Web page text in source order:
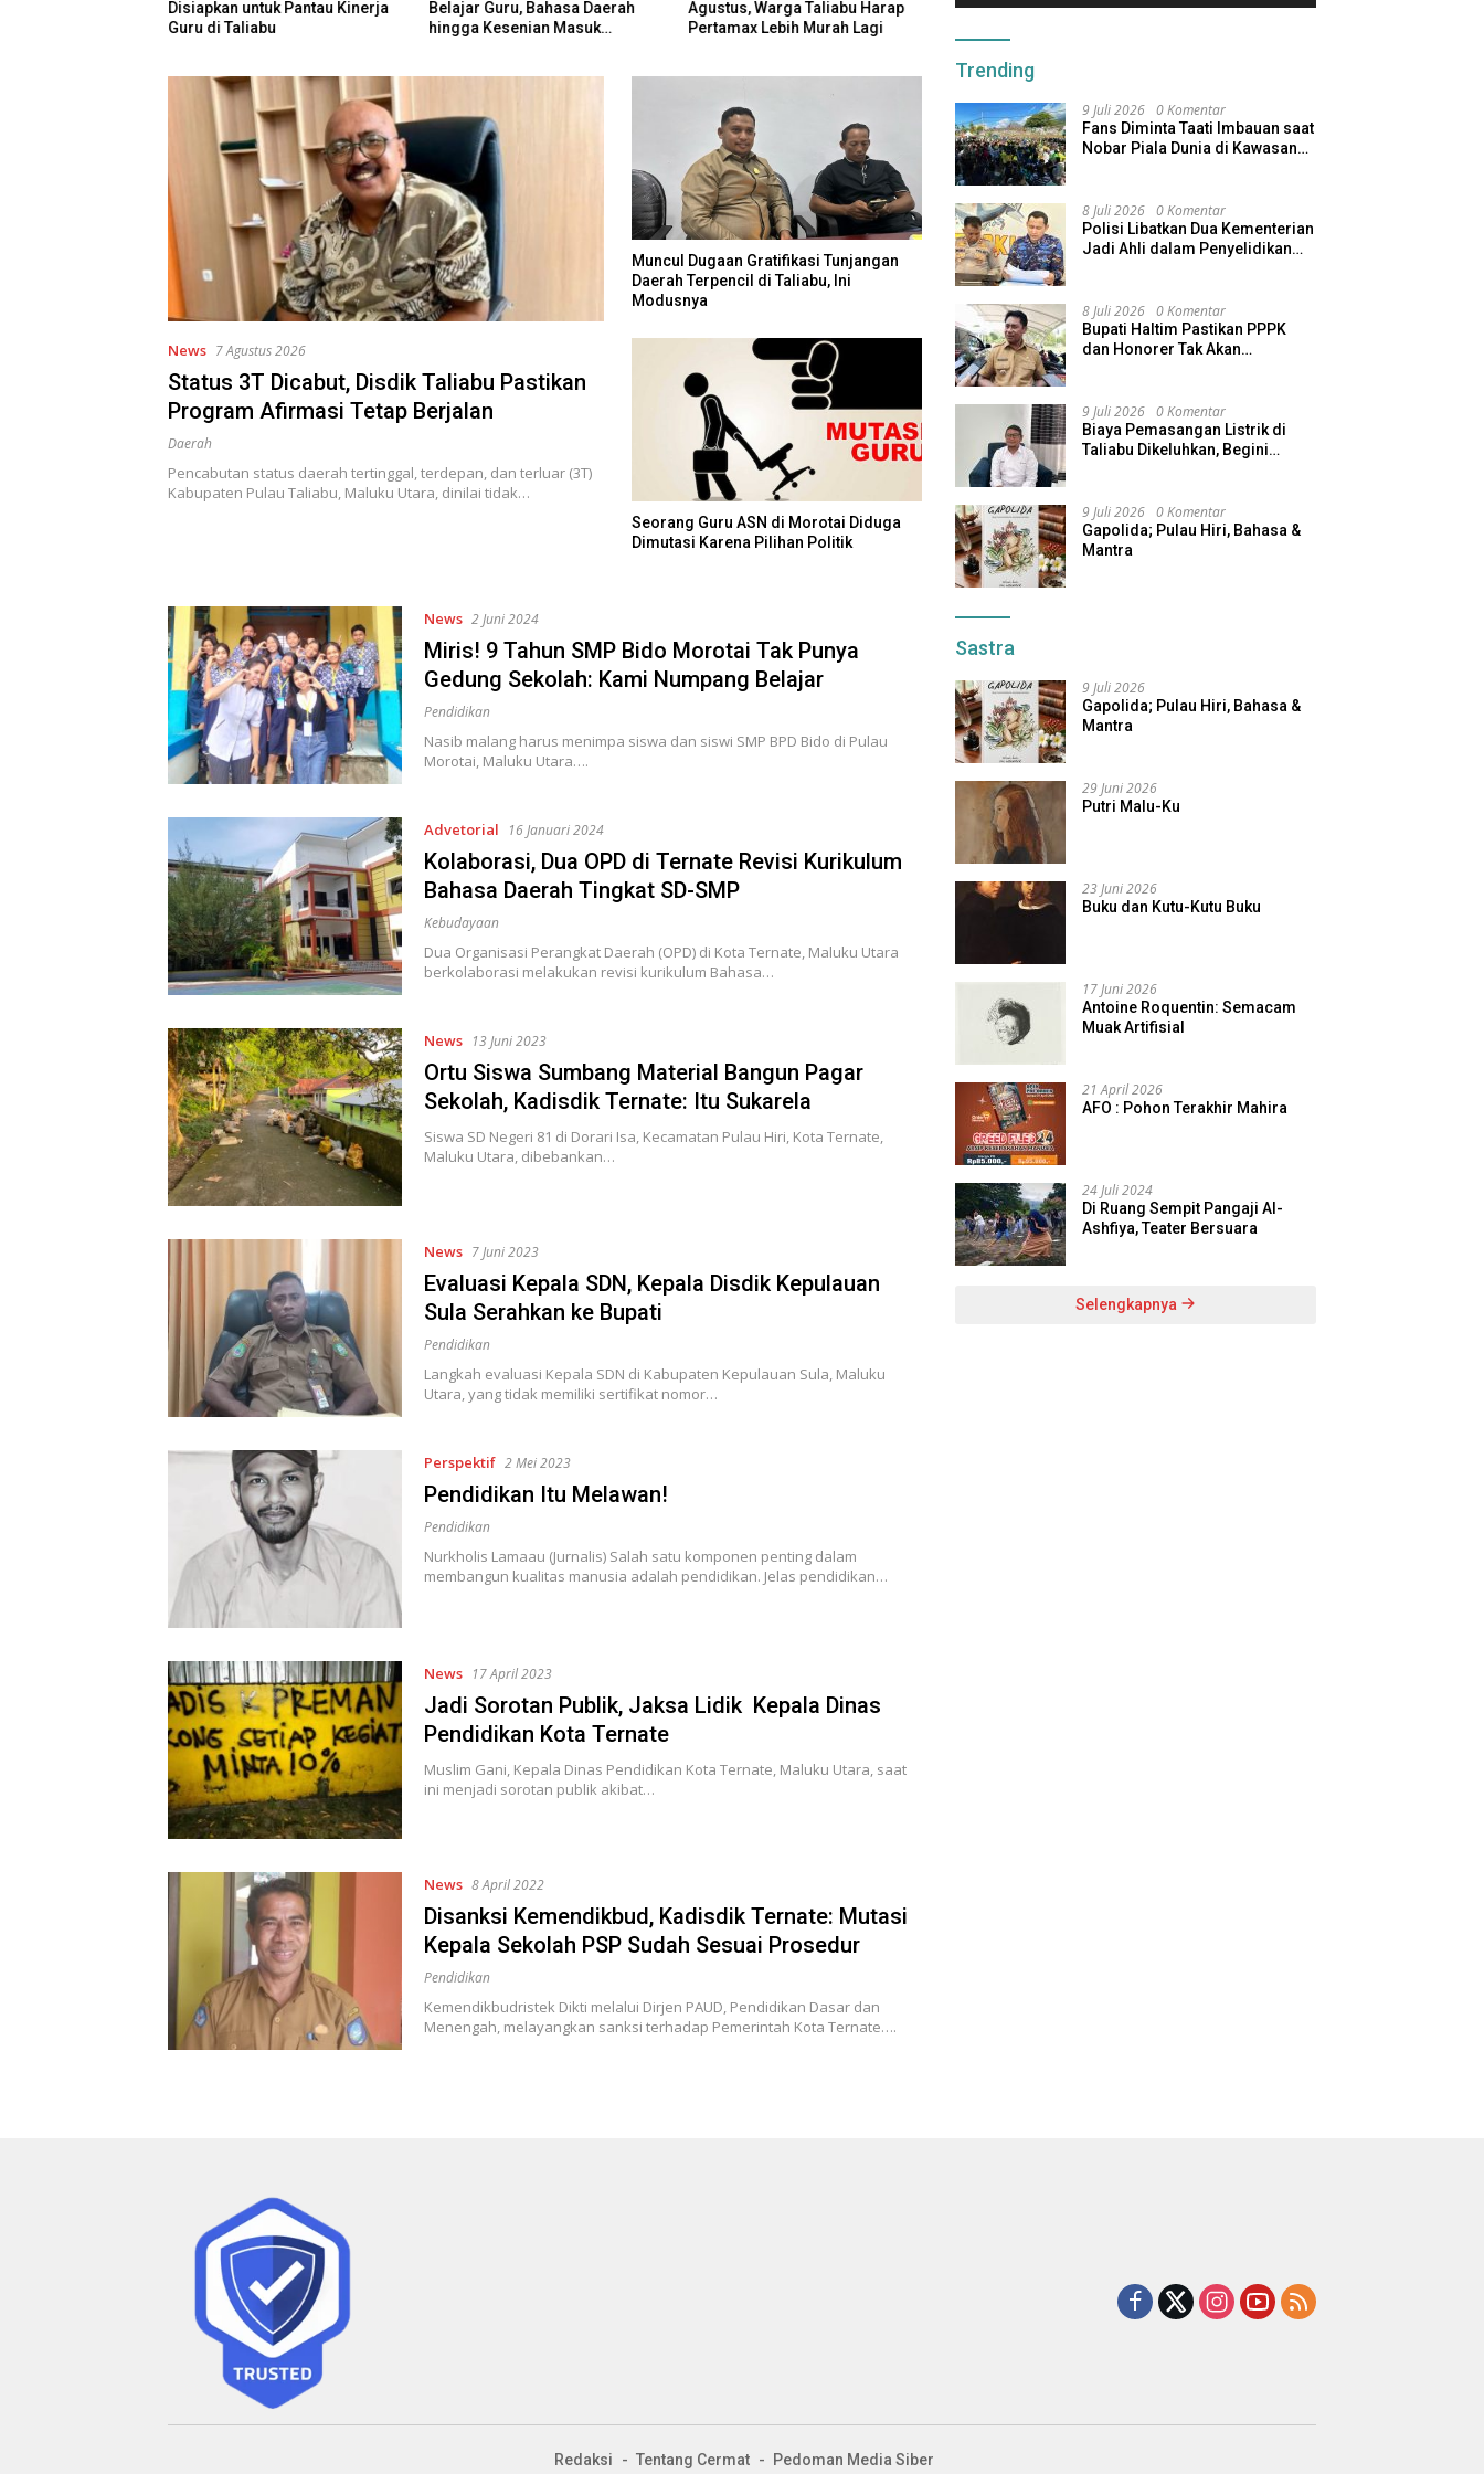
Disiapkan untuk Pantau Kinerja
Guru di Taliabu
Belajar Guru, Bahasa Daerah
hingga Kesenian Masuk
Agustus, Warga Taliabu Harap
Pertamax Lebih Murah Lagi
Pastikan Program Afirmasi
Menjaga Inflasi Maluku Utara
News 7 Agustus 2026
Status 3T Dicabut, Disdik Taliabu Pastikan
Program Afirmasi Tetap Berjalan
Daerah
Pencabutan status daerah tertinggal, terdepan, dan terluar (3T)
Kabupaten Pulau Taliabu, Maluku Utara, dinilai tidak…
Muncul Dugaan Gratifikasi Tunjangan
Daerah Terpencil di Taliabu, Ini
Modusnya
Seorang Guru ASN di Morotai Diduga
Dimutasi Karena Pilihan Politik
News 2 Juni 2024
Miris! 9 Tahun SMP Bido Morotai Tak Punya
Gedung Sekolah: Kami Numpang Belajar
Pendidikan
Nasib malang harus menimpa siswa dan siswi SMP BPD Bido di Pulau
Morotai, Maluku Utara….
Advetorial 16 Januari 2024
Kolaborasi, Dua OPD di Ternate Revisi Kurikulum
Bahasa Daerah Tingkat SD-SMP
Kebudayaan
Dua Organisasi Perangkat Daerah (OPD) di Kota Ternate, Maluku Utara
berkolaborasi melakukan revisi kurikulum Bahasa…
News 13 Juni 2023
Ortu Siswa Sumbang Material Bangun Pagar
Sekolah, Kadisdik Ternate: Itu Sukarela
Siswa SD Negeri 81 di Dorari Isa, Kecamatan Pulau Hiri, Kota Ternate,
Maluku Utara, dibebankan…
News 7 Juni 2023
Evaluasi Kepala SDN, Kepala Disdik Kepulauan
Sula Serahkan ke Bupati
Pendidikan
Langkah evaluasi Kepala SDN di Kabupaten Kepulauan Sula, Maluku
Utara, yang tidak memiliki sertifikat nomor…
Perspektif 2 Mei 2023
Pendidikan Itu Melawan!
Pendidikan
Nurkholis Lamaau (Jurnalis) Salah satu komponen penting dalam
membangun kualitas manusia adalah pendidikan. Jelas pendidikan…
News 17 April 2023
Jadi Sorotan Publik, Jaksa Lidik Kepala Dinas
Pendidikan Kota Ternate
Muslim Gani, Kepala Dinas Pendidikan Kota Ternate, Maluku Utara, saat
ini menjadi sorotan publik akibat…
News 8 April 2022
Disanksi Kemendikbud, Kadisdik Ternate: Mutasi
Kepala Sekolah PSP Sudah Sesuai Prosedur
Pendidikan
Kemendikbudristek Dikti melalui Dirjen PAUD, Pendidikan Dasar dan
Menengah, melayangkan sanksi terhadap Pemerintah Kota Ternate….
Trending
9 Juli 2026 0 Komentar
Fans Diminta Taati Imbauan saat
Nobar Piala Dunia di Kawasan
8 Juli 2026 0 Komentar
Polisi Libatkan Dua Kementerian
Jadi Ahli dalam Penyelidikan
8 Juli 2026 0 Komentar
Bupati Haltim Pastikan PPPK
dan Honorer Tak Akan
9 Juli 2026 0 Komentar
Biaya Pemasangan Listrik di
Taliabu Dikeluhkan, Begini
9 Juli 2026 0 Komentar
Gapolida; Pulau Hiri, Bahasa &
Mantra
Sastra
9 Juli 2026
Gapolida; Pulau Hiri, Bahasa &
Mantra
29 Juni 2026
Putri Malu-Ku
23 Juni 2026
Buku dan Kutu-Kutu Buku
17 Juni 2026
Antoine Roquentin: Semacam
Muak Artifisial
21 April 2026
AFO : Pohon Terakhir Mahira
24 Juli 2024
Di Ruang Sempit Pangaji Al-
Ashfiya, Teater Bersuara
Selengkapnya
Redaksi Tentang Cermat Pedoman Media Siber